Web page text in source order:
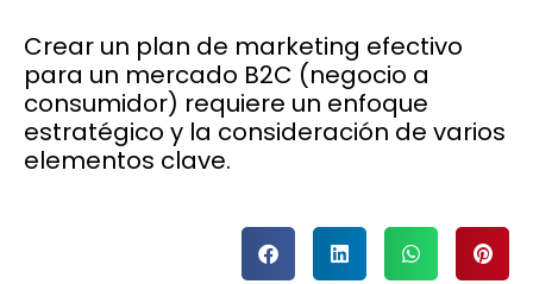
Crear un plan de marketing efectivo
para un mercado B2C (negocio a
consumidor) requiere un enfoque
estratégico y la consideración de varios
elementos clave.